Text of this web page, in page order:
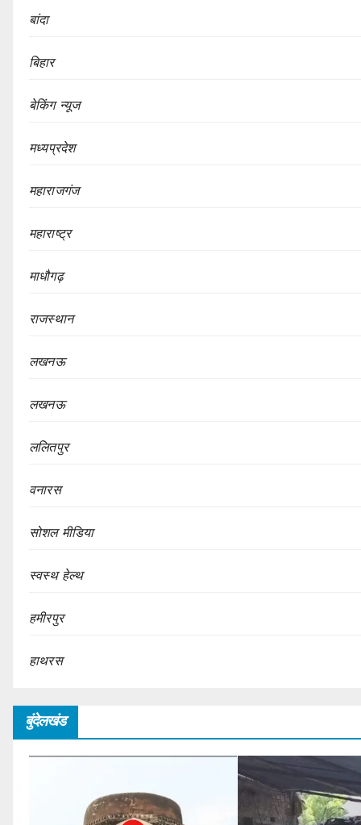
बांदा
बिहार
बेकिंग न्यूज
मध्यप्रदेश
महाराजगंज
महाराष्ट्र
माधौगढ़
राजस्थान
लखनऊ
लखनऊ
ललितपुर
वनारस
सोशल मीडिया
स्वस्थ हेल्थ
हमीरपुर
हाथरस
बुंदेलखंड